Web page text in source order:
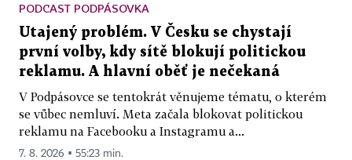
PODCAST PODPÁSOVKA
Utajený problém. V Česku se chystají
první volby, kdy sítě blokují politickou
reklamu. A hlavní oběť je nečekaná
V Podpásovce se tentokrát věnujeme tématu, o kterém
se vůbec nemluví. Meta začala blokovat politickou
reklamu na Facebooku a Instagramu a...
7. 8. 2026 ▪ 55:23 min.